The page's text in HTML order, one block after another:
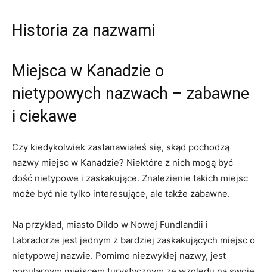
Historia za nazwami
Miejsca w Kanadzie o
nietypowych‌ nazwach –⁤ zabawne
i ciekawe
Czy⁢ kiedykolwiek ‌zastanawiałeś ‍się, skąd pochodzą
nazwy ‌miejsc⁣ w‍ Kanadzie? Niektóre z nich ‌mogą być
dość ​nietypowe i zaskakujące. Znalezienie‌ takich miejsc
może być nie tylko interesujące, ​ale także ⁢zabawne.
Na przykład, miasto Dildo‍ w Nowej Fundlandii i
Labradorze jest jednym⁢ z ‌bardziej ‌zaskakujących miejsc o
nietypowej⁣ nazwie. Pomimo ⁣niezwykłej nazwy, jest